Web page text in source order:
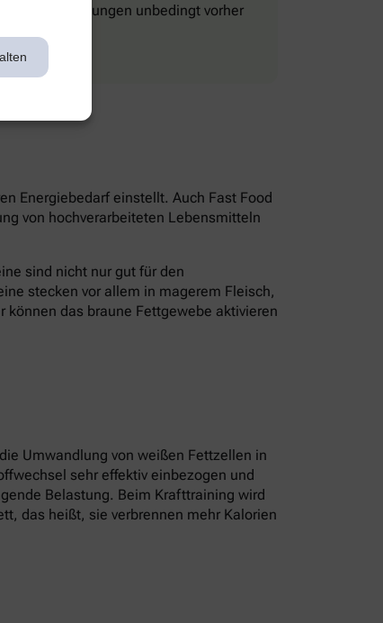
Erkrankungen unbedingt vorher
Energiebedarf einstellt. Auch Fast Food
von hochverarbeiteten Lebensmitteln
sind nicht nur gut für den
stecken vor allem in magerem Fleisch,
das braune Fettgewebe aktivieren
Umwandlung von weißen Fettzellen in
sehr effektiv einbezogen und
Belastung. Beim Krafttraining wird
das heißt, sie verbrennen mehr Kalorien